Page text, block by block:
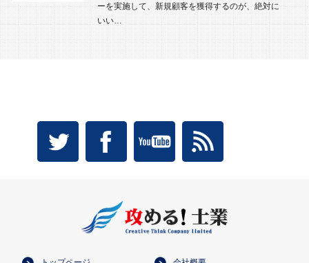
ーを実施して、新規顧客を獲得するのが、絶対に
いい…